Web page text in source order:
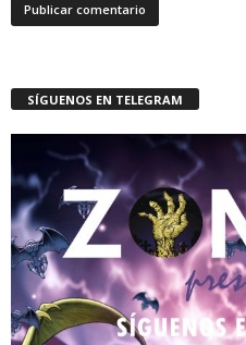
SÍGUENOS EN TELEGRAM